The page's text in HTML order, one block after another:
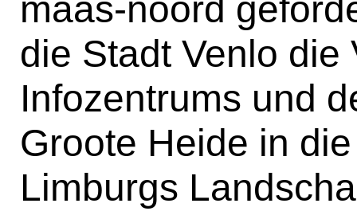
maas-noord
die Stadt Venlo die
Infozentrums und
Groote Heide in
Limburgs